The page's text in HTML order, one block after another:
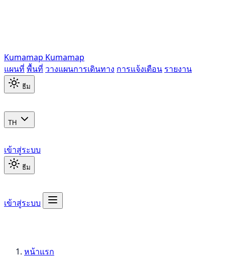
Kumamap Kumamap
แผนที่ พื้นที่ วางแผนการเดินทาง การแจ้งเตือน รายงาน
ธีม
TH
เข้าสู่ระบบ
ธีม
เข้าสู่ระบบ
หน้าแรก